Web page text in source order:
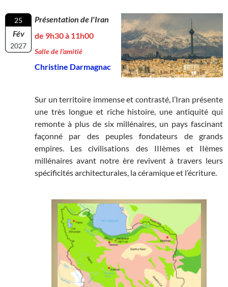
25
Fév
2027
Présentation de l'Iran
de 9h30 à 11h00
Salle de l'amitié
Christine Darmagnac
Sur un territoire immense et contrasté, l’Iran présente
une très longue et riche histoire, une antiquité qui
remonte à plus de six millénaires, un pays fascinant
façonné par des peuples fondateurs de grands
empires. Les civilisations des IIIèmes et IIèmes
millénaires avant notre ère revivent à travers leurs
spécificités architecturales, la céramique et l’écriture.